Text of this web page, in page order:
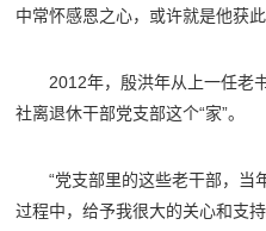
中常怀感恩之心，或许就是他获此
2012年，殷洪年从上一任老
社离退休干部党支部这个“家”。
“党支部里的这些老干部，当
过程中，给予我很大的关心和支